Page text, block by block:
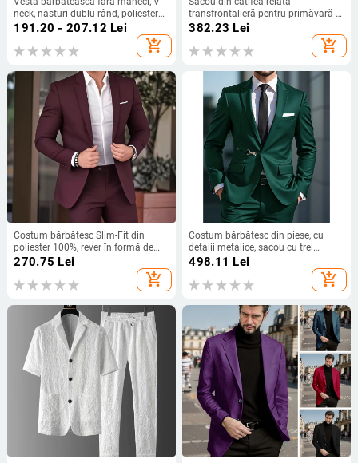
neck, nasturi dublu-rând, poliester
cu amestec de fibre chimice,
căptușeală din lână artificială
191.20 - 207.12 Lei
add_shopping_cart
transfrontalieră pentru primăvară și
toamnă, cu doi nasturi, slim, single,
382.23 Lei
add_shopping_cart
Costum bărbătesc Slim-Fit din
poliester 100%, rever în formă de
vârf, nasture unic, vent central în
270.75 Lei
add_shopping_cart
Costum bărbătesc din piese, cu
detalii metalice, sacou cu trei
rânduri de nasturi, potrivit pentru
toate anotimpurile, croială mulată,
amestec de fibre sintetice cu acetat
498.11 Lei
add_shopping_cart